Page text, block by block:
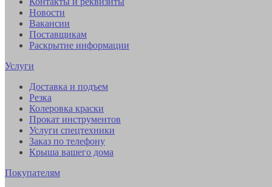
Новости
Вакансии
Поставщикам
Раскрытие информации
Услуги
Доставка и подъем
Резка
Колеровка краски
Прокат инструментов
Услуги спецтехники
Заказ по телефону
Крыша вашего дома
Покупателям